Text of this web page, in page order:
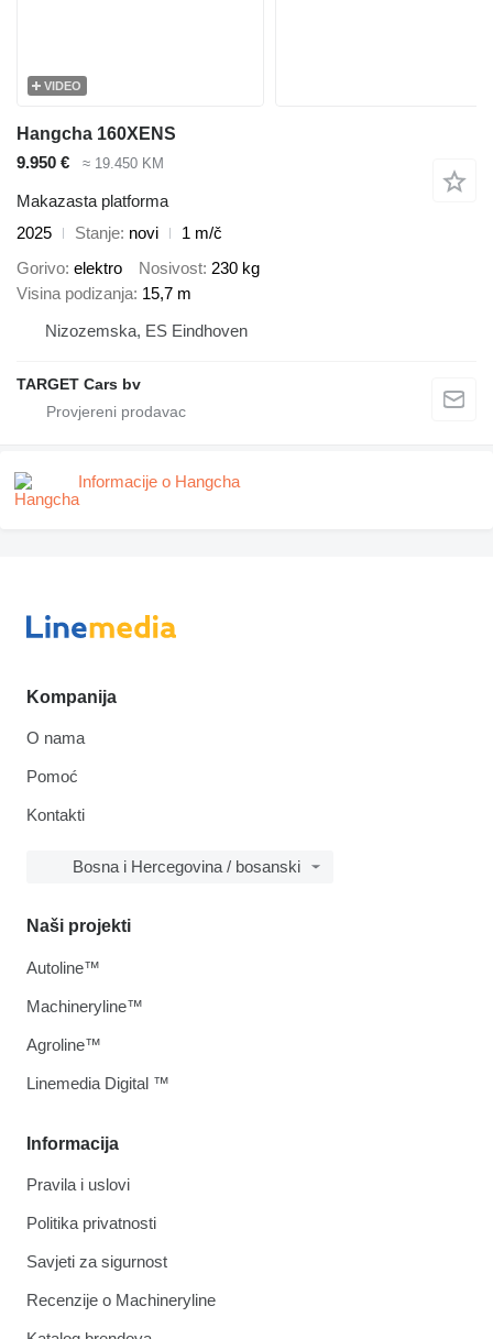
VIDEO
Hangcha 160XENS
9.950 €
≈ 19.450 KM
Makazasta platforma
2025
Stanje novi
1 m/č
Gorivo elektro Nosivost 230 kg
Visina podizanja 15,7 m
Nizozemska, ES Eindhoven
TARGET Cars bv
Informacije o Hangcha
Kompanija
O nama
Pomoć
Kontakti
Bosna i Hercegovina / bosanski
Informacija
Pravila i uslovi
Politika privatnosti
Savjeti za sigurnost
Recenzije o Machineryline
Naši projekti
Autoline™
Machineryline™
Agroline™
Linemedia Digital ™